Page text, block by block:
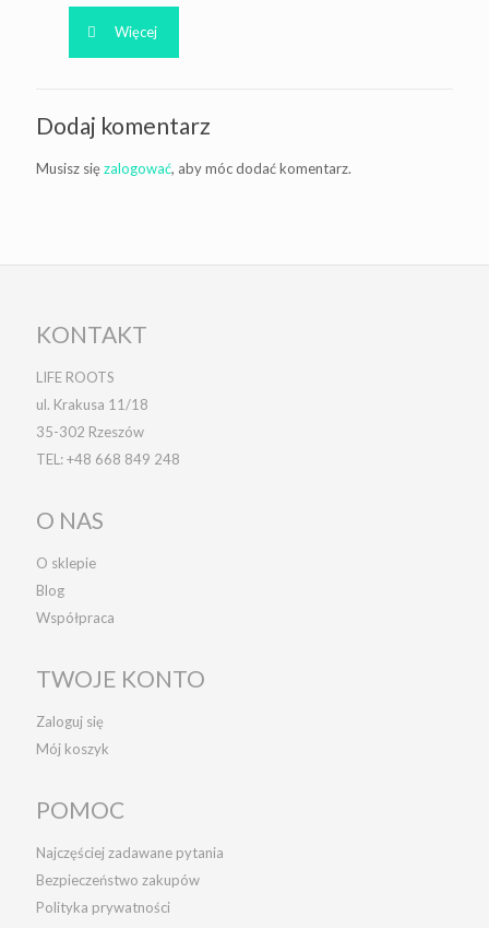
Więcej
Dodaj komentarz
Musisz sięzalogować, aby móc dodać komentarz.
KONTAKT
LIFE ROOTS
ul. Krakusa 11/18
35-302 Rzeszów
TEL:+48 668 849 248
O NAS
O sklepie
Blog
Współpraca
TWOJE KONTO
Zaloguj się
Mój koszyk
POMOC
Najczęściej zadawane pytania
Bezpieczeństwo zakupów
Polityka prywatności